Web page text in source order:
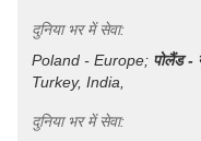
दुनिया भर में सेवा:
Poland - Europe; पोलैंड -
Turkey, India,
दुनिया भर में सेवा: